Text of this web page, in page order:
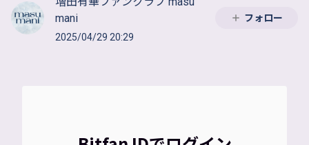
mani
2025/04/29 20:29
フォロー